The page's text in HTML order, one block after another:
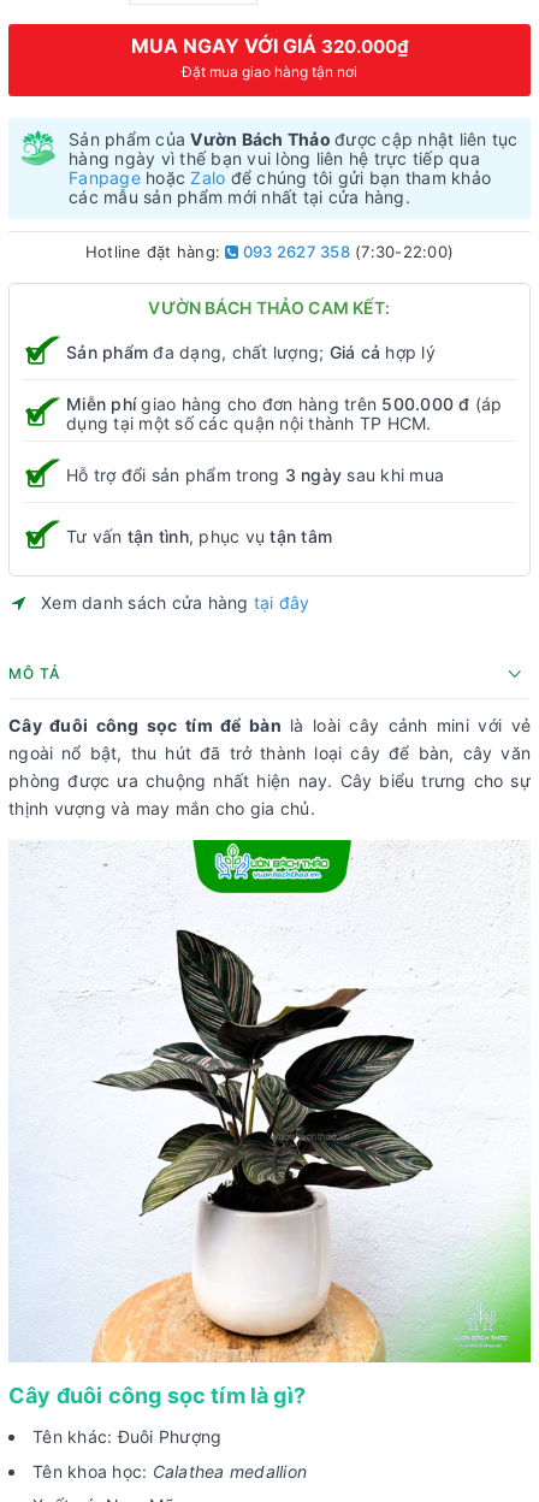
MUA NGAY VỚI GIÁ 320.000₫
Đặt mua giao hàng tận nơi
Sản phẩm củaVườn Bách Thảo được cập nhật liên tục
hàng ngày vì thế bạn vui lòng liên hệ trực tiếp qua
FanpagehoặcZalo để chúng tôi gửi bạn tham khảo
các mẫu sản phẩm mới nhất tại cửa hàng.
Hotline đặt hàng: 093 2627 358(7:30-22:00)
VƯỜN BÁCH THẢO CAM KẾT:
Sản phẩm đa dạng, chất lượng; Giá cả hợp lý
Miễn phígiao hàng cho đơn hàng trên 500.000 đ (áp
dụng tại một số các quận nội thành TP HCM.
Hỗ trợ đổi sản phẩm trong 3 ngày sau khi mua
Tư vấn tận tình, phục vụtận tâm
Xem danh sách cửa hàng tại đây
MÔ TẢ
Cây đuôi công sọc tím để bàn là loài cây cảnh mini với vẻ
ngoài nổ bật, thu hút đã trở thành loại cây để bàn, cây văn
phòng được ưa chuộng nhất hiện nay. Cây biểu trưng cho sự
thịnh vượng và may mắn cho gia chủ.
Cây đuôi công sọc tím là gì?
Tên khác: Đuôi Phượng
Tên khoa học: Calathea medallion